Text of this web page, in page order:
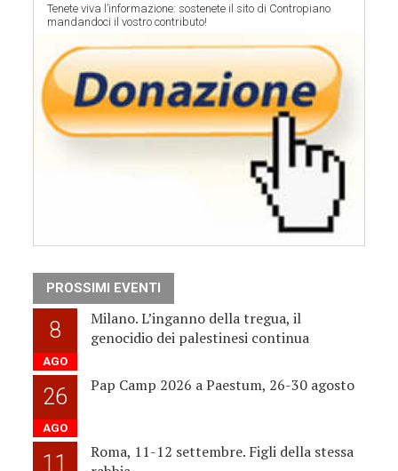
Tenete viva l’informazione: sostenete il sito di Contropiano
mandandoci il vostro contributo!
PROSSIMI EVENTI
8
AGO
Milano. L’inganno della tregua, il
genocidio dei palestinesi continua
26
AGO
Pap Camp 2026 a Paestum, 26-30 agosto
11
Roma, 11-12 settembre. Figli della stessa